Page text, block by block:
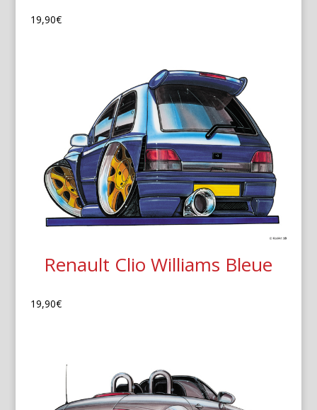
19,90€
Renault Clio Williams Bleue
19,90€